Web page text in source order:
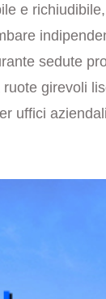
e
sedute
girevoli
uffici